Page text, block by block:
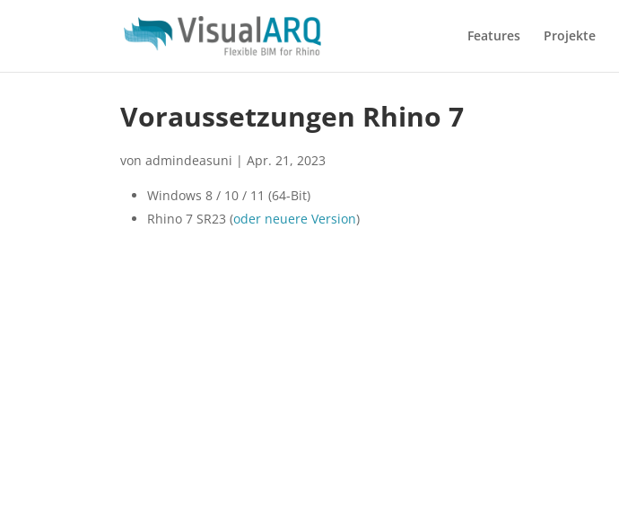
Features Projekte
Voraussetzungen Rhino 7
vonadmindeasuni |Apr. 21, 2023
Windows 8 / 10 / 11 (64-Bit)
Rhino 7 SR23 (oder neuere Version)